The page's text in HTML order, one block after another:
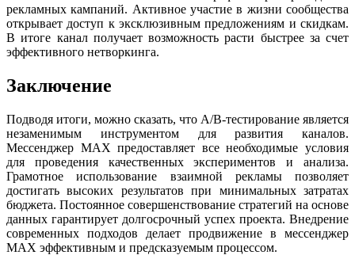
рекламных кампаний. Активное участие в жизни сообщества
открывает доступ к эксклюзивным предложениям и скидкам.
В итоге канал получает возможность расти быстрее за счет
эффективного нетворкинга.
Заключение
Подводя итоги, можно сказать, что A/B-тестирование является
незаменимым инструментом для развития каналов.
Мессенджер MAX предоставляет все необходимые условия
для проведения качественных экспериментов и анализа.
Грамотное использование взаимной рекламы позволяет
достигать высоких результатов при минимальных затратах
бюджета. Постоянное совершенствование стратегий на основе
данных гарантирует долгосрочный успех проекта. Внедрение
современных подходов делает продвижение в мессенджер
MAX эффективным и предсказуемым процессом.